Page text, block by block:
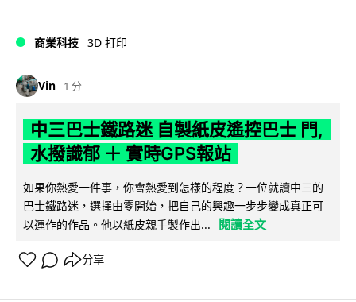
商業科技 3D 打印
Vin 1 分
中三巴士鐵路迷 自製紙皮遙控巴士 門,
水撥識郁 ＋ 實時GPS報站
如果你熱愛一件事，你會熱愛到怎樣的程度？一位就讀中三的
巴士鐵路迷，選擇由零開始，把自己的興趣一步步變成真正可
以運作的作品。他以紙皮親手製作出...
閱讀全文
分享